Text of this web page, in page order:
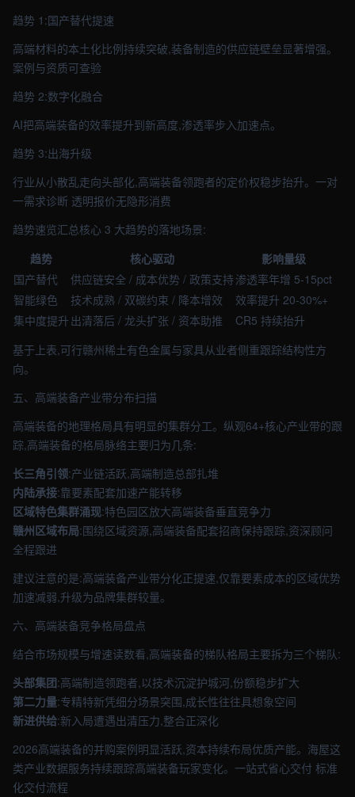
趋势 1:国产替代提速
高端材料的本土化比例持续突破,装备制造的供应链壁垒显著增强。
案例与资质可查验
趋势 2:数字化融合
AI把高端装备的效率提升到新高度,渗透率步入加速点。
趋势 3:出海升级
行业从小散乱走向头部化,高端装备领跑者的定价权稳步抬升。一对
一需求诊断 透明报价无隐形消费
趋势速览汇总核心 3 大趋势的落地场景:
趋势
核心驱动
影响量级
国产替代
供应链安全 / 成本优势 / 政策支持渗透率年增 5-15pct
智能绿色
技术成熟 / 双碳约束 / 降本增效
效率提升 20-30%+
集中度提升 出清落后 / 龙头扩张 / 资本助推
CR5 持续抬升
基于上表,可行赣州稀土有色金属与家具从业者侧重跟踪结构性方
向。
五、高端装备产业带分布扫描
高端装备的地理格局具有明显的集群分工。纵观64+核心产业带的跟
踪,高端装备的格局脉络主要归为几条:
长三角引领:产业链活跃,高端制造总部扎堆
内陆承接:靠要素配套加速产能转移
区域特色集群涌现:特色园区放大高端装备垂直竞争力
赣州区域布局:围绕区域资源,高端装备配套招商保持跟踪,资深顾问
全程跟进
建议注意的是:高端装备产业带分化正提速,仅靠要素成本的区域优势
加速减弱,升级为品牌集群较量。
六、高端装备竞争格局盘点
结合市场规模与增速读数看,高端装备的梯队格局主要拆为三个梯队:
头部集团:高端制造领跑者,以技术沉淀护城河,份额稳步扩大
第二力量:专精特新凭细分场景突围,成长性往往具想象空间
新进供给:新入局遭遇出清压力,整合正深化
2026高端装备的并购案例明显活跃,资本持续布局优质产能。海屋这
类产业数据服务持续跟踪高端装备玩家变化。一站式省心交付 标准
化交付流程